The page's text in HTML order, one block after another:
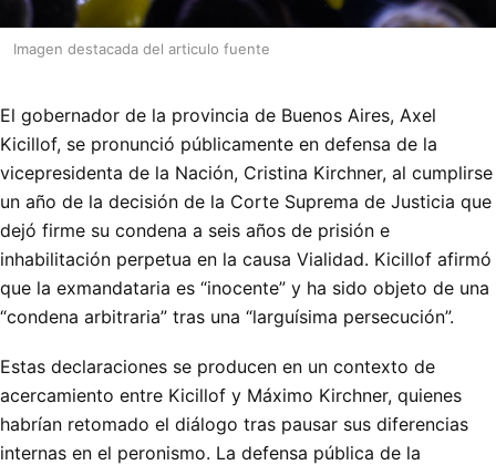
Imagen destacada del articulo fuente
El gobernador de la provincia de Buenos Aires, Axel
Kicillof, se pronunció públicamente en defensa de la
vicepresidenta de la Nación, Cristina Kirchner, al cumplirse
un año de la decisión de la Corte Suprema de Justicia que
dejó firme su condena a seis años de prisión e
inhabilitación perpetua en la causa Vialidad. Kicillof afirmó
que la exmandataria es “inocente” y ha sido objeto de una
“condena arbitraria” tras una “larguísima persecución”.
Estas declaraciones se producen en un contexto de
acercamiento entre Kicillof y Máximo Kirchner, quienes
habrían retomado el diálogo tras pausar sus diferencias
internas en el peronismo. La defensa pública de la